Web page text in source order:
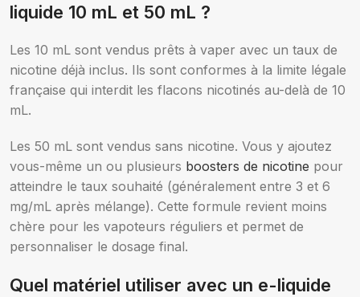
liquide 10 mL et 50 mL ?
Les 10 mL sont vendus prêts à vaper avec un taux de
nicotine déjà inclus. Ils sont conformes à la limite légale
française qui interdit les flacons nicotinés au-delà de 10
mL.
Les 50 mL sont vendus sans nicotine. Vous y ajoutez
vous-même un ou plusieurs boosters de nicotine pour
atteindre le taux souhaité (généralement entre 3 et 6
mg/mL après mélange). Cette formule revient moins
chère pour les vapoteurs réguliers et permet de
personnaliser le dosage final.
Quel matériel utiliser avec un e-liquide